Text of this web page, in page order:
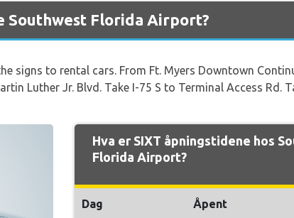
Southwest Florida Airport?
signs to rental cars. From Ft. Myers Downtown
Luther Jr. Blvd. Take I-75 S to Terminal Access Rd.
Hva er SIXT åpningstidene hos
Florida Airport?
Dag Åpent